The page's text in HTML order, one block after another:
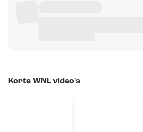
Korte WNL video's